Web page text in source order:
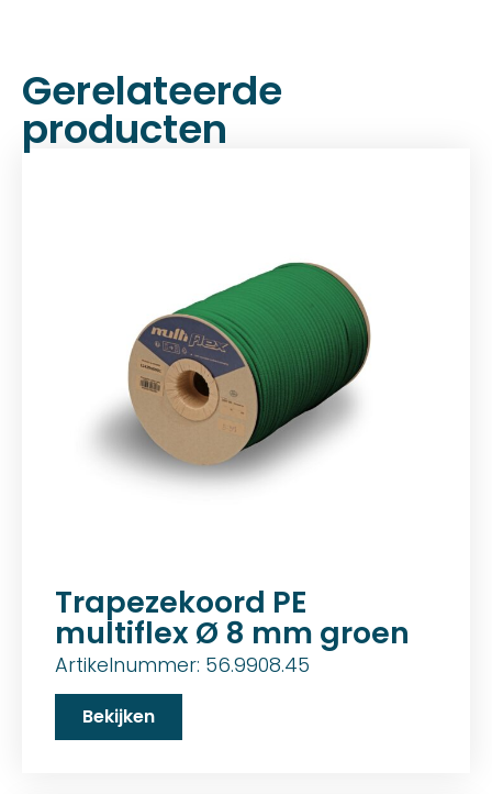
Gerelateerde
producten
Trapezekoord PE
multiflex Ø 8 mm groen
Artikelnummer: 56.9908.45
Bekijken